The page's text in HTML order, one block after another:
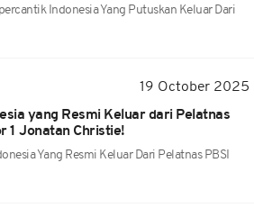
Indonesia Yang Putuskan Keluar Dari
19 October 2025
yang Resmi Keluar dari Pelatnas
1 Jonatan Christie!
Yang Resmi Keluar Dari Pelatnas PBSI